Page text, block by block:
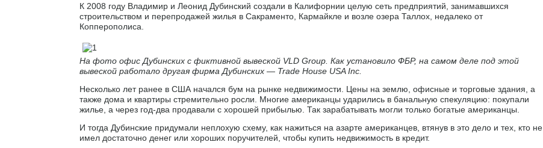
К 2008 году Владимир и Леонид Дубинский создали в Калифорнии целую сеть предприятий, занимавшихся
строительством и перепродажей жилья в Сакраменто, Кармайкле и возле озера Таллох, недалеко от
Копперополиса.
На фото офис Дубинских с фиктивной вывеской VLD Group. Как установило ФБР, на самом деле под этой
вывеской работало другая фирма Дубинских — Trade House USA Inc.
Несколько лет ранее в США начался бум на рынке недвижимости. Цены на землю, офисные и торговые здания, а
также дома и квартиры стремительно росли. Многие американцы ударились в банальную спекуляцию: покупали
жилье, а через год-два продавали с хорошей прибылью. Так зарабатывать могли только богатые американцы.
И тогда Дубинские придумали неплохую схему, как нажиться на азарте американцев, втянув в это дело и тех, кто не
имел достаточно денег или хороших поручителей, чтобы купить недвижимость в кредит.